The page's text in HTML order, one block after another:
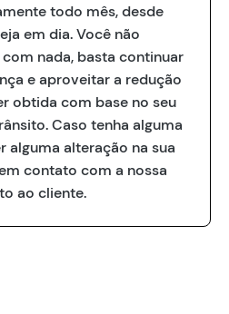
todo mês, desde
em dia. Você não
nada, basta continuar
e aproveitar a redução
obtida com base no seu
Caso tenha alguma
alguma alteração na sua
contato com a nossa
ao cliente.